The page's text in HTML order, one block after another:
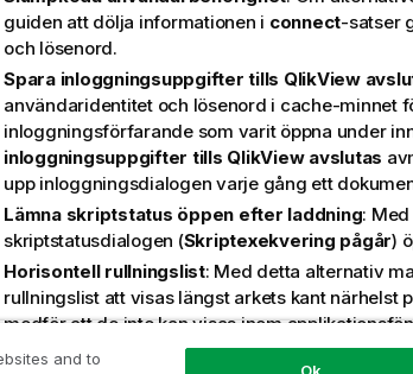
guiden att dölja informationen i connect-satser
och lösenord.
Spara inloggningsuppgifter tills QlikView
användaridentitet och lösenord i cache-minnet
inloggningsförfarande som varit öppna under
inloggningsuppgifter tills QlikView avslutas
upp inloggningsdialogen varje gång ett
Lämna skriptstatus öppen efter laddning:
skriptstatusdialogen (Skriptexekvering pågår)
Horisontell rullningslist: Med detta alternativ
rullningslist att visas längst arkets kant närhelst
medför att de inte kan visas inom
Vertikal rullningslist
: Fungerar som
and to